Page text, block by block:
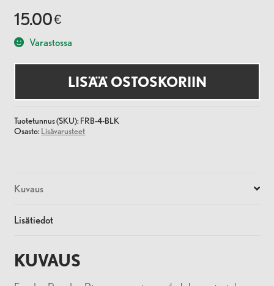
15.00€
Varastossa
LISÄÄ OSTOSKORIIN
Tuotetunnus (SKU): FRB-4-BLK
Osasto: Lisävarusteet
Kuvaus
Lisätiedot
KUVAUS